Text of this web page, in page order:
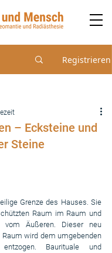
Registrieren
– Ecksteine und
Steine
bewertet.
Grenze des Hauses. Sie
Raum im Raum und
vom Äußeren. Dieser neu
wird dem umgebenden
entzogen. Baurituale und